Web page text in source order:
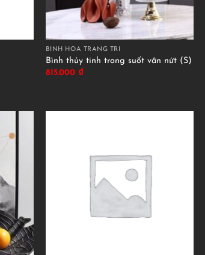
BÌNH HOA TRANG TRÍ
Bình thủy tinh trong suốt vân nứt (S)
815.000 ₫